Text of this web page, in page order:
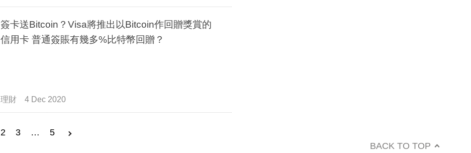
簽卡送Bitcoin？Visa將推出以Bitcoin作回贈獎賞的
信用卡 普通簽賬有幾多%比特幣回贈？
理財 4 Dec 2020
2 3 … 5
BACK TO TOP